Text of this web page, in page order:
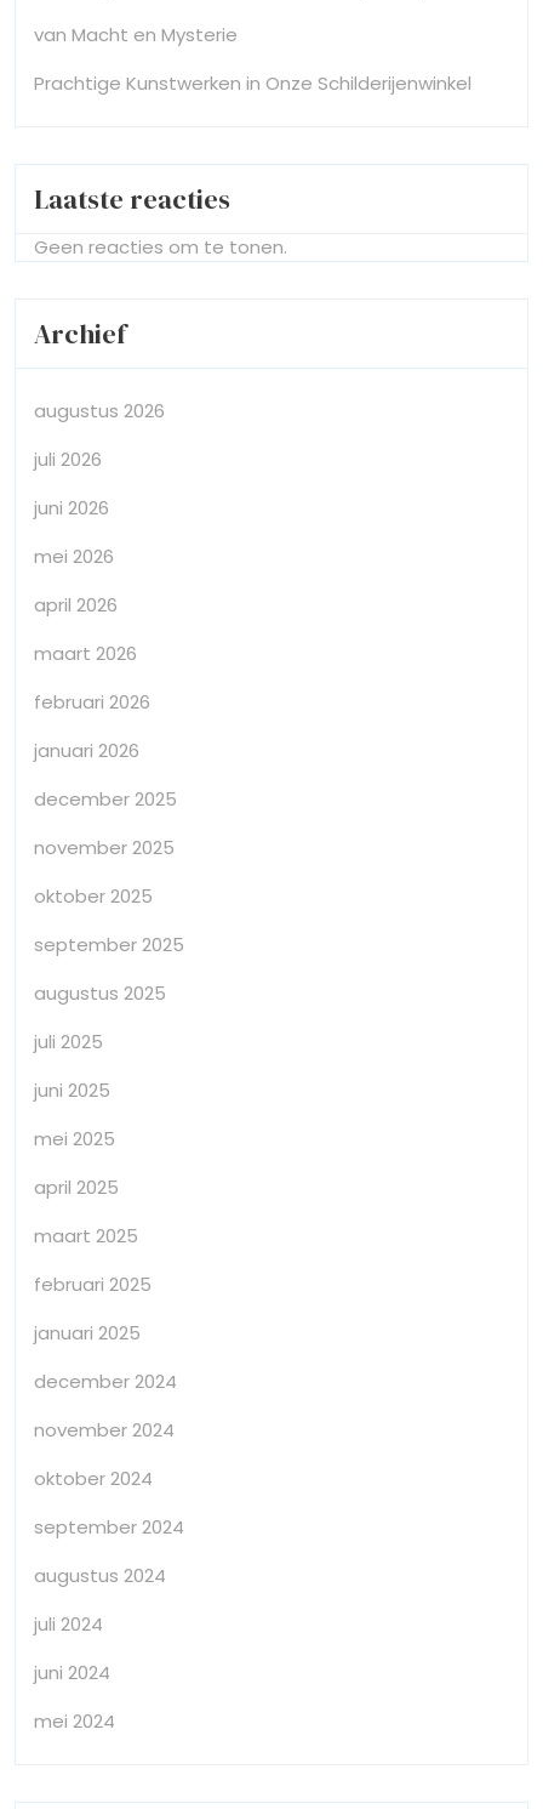
van Macht en Mysterie
Prachtige Kunstwerken in Onze Schilderijenwinkel
Laatste reacties
Geen reacties om te tonen.
Archief
augustus 2026
juli 2026
juni 2026
mei 2026
april 2026
maart 2026
februari 2026
januari 2026
december 2025
november 2025
oktober 2025
september 2025
augustus 2025
juli 2025
juni 2025
mei 2025
april 2025
maart 2025
februari 2025
januari 2025
december 2024
november 2024
oktober 2024
september 2024
augustus 2024
juli 2024
juni 2024
mei 2024